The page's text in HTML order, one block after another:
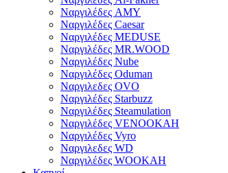
Ναργιλέδες AΜΥ
Ναργιλέδες Caesar
Ναργιλέδες MEDUSE
Ναργιλέδες MR.WOOD
Ναργιλέδες Nube
Ναργιλέδες Oduman
Ναργιλεδες OVO
Ναργιλέδες Starbuzz
Ναργιλέδες Steamulation
Ναργιλέδες VENOOKAH
Ναργιλέδες Vyro
Ναργιλεδες WD
Ναργιλέδες WOOKAH